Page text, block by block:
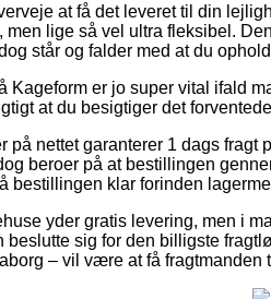
at få det leveret til din
men lige så vel ultra fleksibel.
står og falder med at du
Kageform er jo super vital ifald
at du besigtiger det
på nettet garanterer 1 dags
beroer på at bestillingen
bestillingen klar forinden
yder gratis levering, men i
beslutte sig for den billigste
– vil være at få fragtmanden